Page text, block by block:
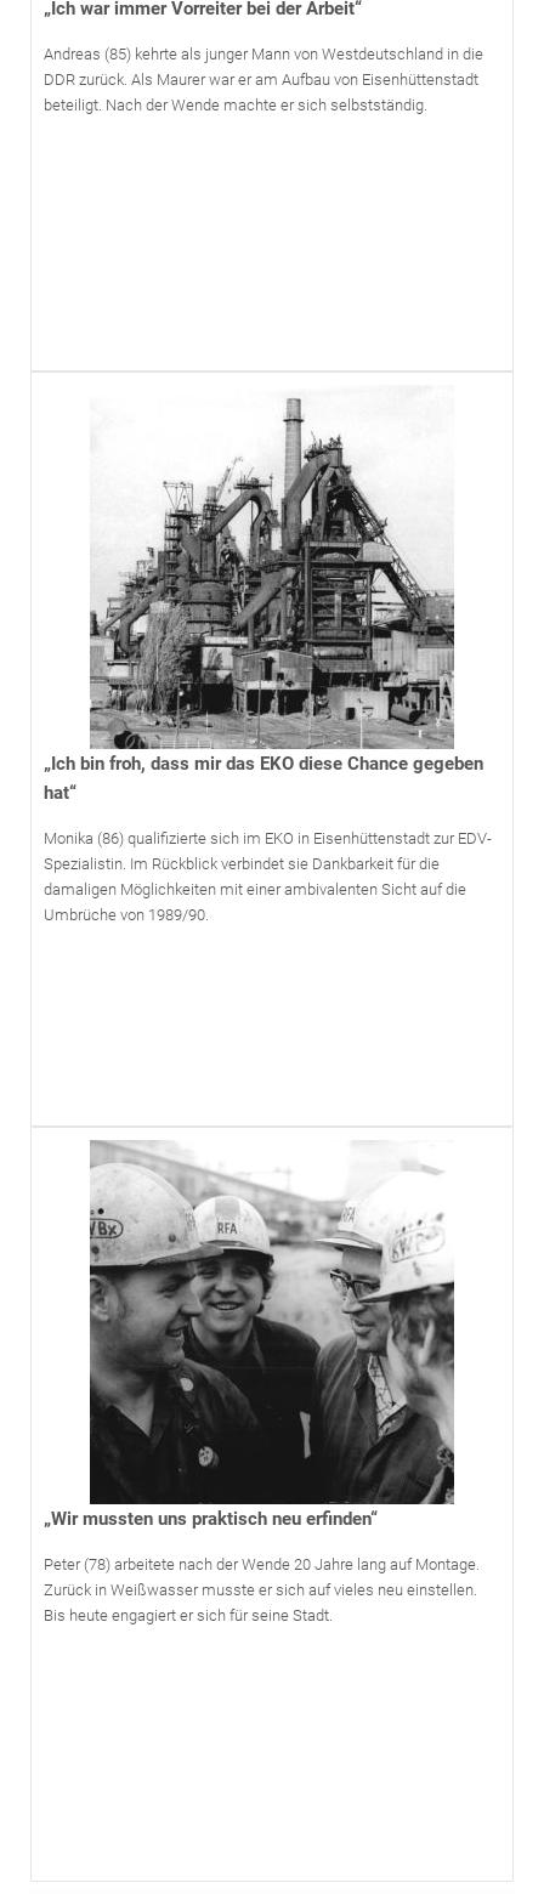
„Ich war immer Vorreiter bei der Arbeit“
Andreas (85) kehrte als junger Mann von Westdeutschland in die
DDR zurück. Als Maurer war er am Aufbau von Eisenhüttenstadt
beteiligt. Nach der Wende machte er sich selbstständig.
„Ich bin froh, dass mir das EKO diese Chance gegeben
hat“
Monika (86) qualifizierte sich im EKO in Eisenhüttenstadt zur EDV-
Spezialistin. Im Rückblick verbindet sie Dankbarkeit für die
damaligen Möglichkeiten mit einer ambivalenten Sicht auf die
Umbrüche von 1989/90.
„Wir mussten uns praktisch neu erfinden“
Peter (78) arbeitete nach der Wende 20 Jahre lang auf Montage.
Zurück in Weißwasser musste er sich auf vieles neu einstellen.
Bis heute engagiert er sich für seine Stadt.